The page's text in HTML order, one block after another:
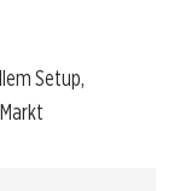
Setup,